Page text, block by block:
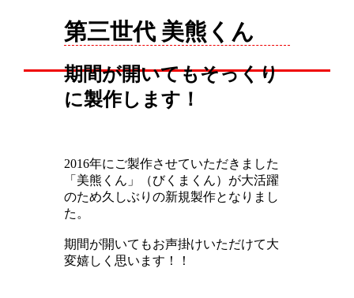
第三世代 美熊くん
期間が開いてもそっくり
に製作します！
2016年にご製作させていただきました
「美熊くん」（びくまくん）が大活躍
のため久しぶりの新規製作となりまし
た。
期間が開いてもお声掛けいただけて大
変嬉しく思います！！